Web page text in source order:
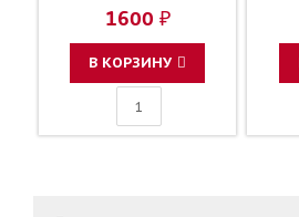
1600 ₽
В КОРЗИНУ